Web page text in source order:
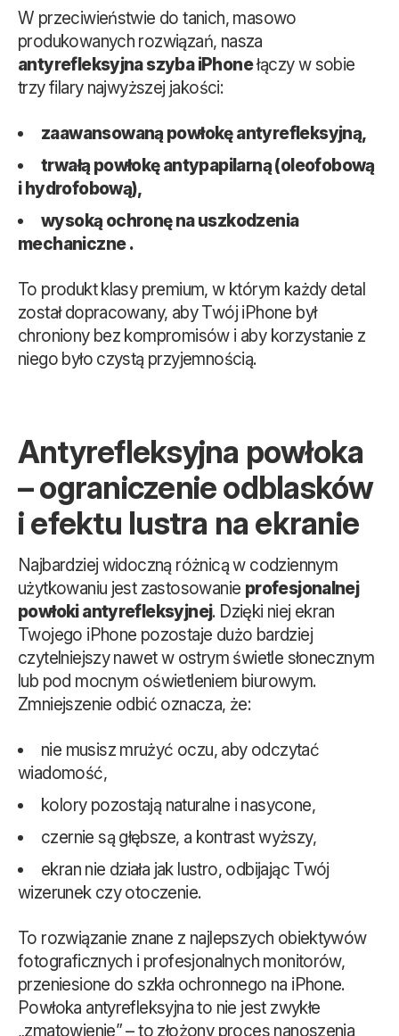
W przeciwieństwie do tanich, masowo
produkowanych rozwiązań, nasza
antyrefleksyjna szyba iPhonełączy w sobie
trzy filary najwyższej jakości:
zaawansowaną powłokę antyrefleksyjną,
trwałą powłokę antypapilarną (oleofobową
i hydrofobową),
wysoką ochronę na uszkodzenia
mechaniczne .
To produkt klasy premium, w którym każdy detal
został dopracowany, aby Twój iPhone był
chroniony bez kompromisów i aby korzystanie z
niego było czystą przyjemnością.
Antyrefleksyjna powłoka
– ograniczenie odblasków
i efektu lustra na ekranie
Najbardziej widoczną różnicą w codziennym
użytkowaniu jest zastosowanie profesjonalnej
powłoki antyrefleksyjnej. Dzięki niej ekran
Twojego iPhone pozostaje dużo bardziej
czytelniejszy nawet w ostrym świetle słonecznym
lub pod mocnym oświetleniem biurowym.
Zmniejszenie odbić oznacza, że:
nie musisz mrużyć oczu, aby odczytać
wiadomość,
kolory pozostają naturalne i nasycone,
czernie są głębsze, a kontrast wyższy,
ekran nie działa jak lustro, odbijając Twój
wizerunek czy otoczenie.
To rozwiązanie znane z najlepszych obiektywów
fotograficznych i profesjonalnych monitorów,
przeniesione do szkła ochronnego na iPhone.
Powłoka antyrefleksyjna to nie jest zwykłe
„zmatowienie” – to złożony proces nanoszenia